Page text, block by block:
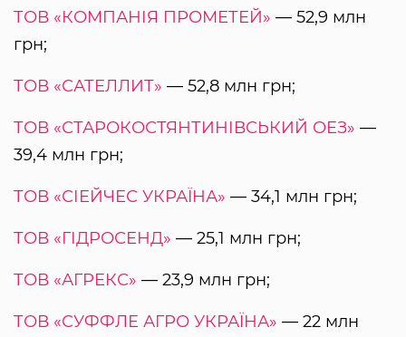
ТОВ «КОМПАНІЯ ПРОМЕТЕЙ» — 52,9 млн
грн;
ТОВ «САТЕЛЛИТ» — 52,8 млн грн;
ТОВ «СТАРОКОСТЯНТИНІВСЬКИЙ ОЕЗ» —
39,4 млн грн;
ТОВ «СІЕЙЧЕС УКРАЇНА» — 34,1 млн грн;
ТОВ «ГІДРОСЕНД» — 25,1 млн грн;
ТОВ «АГРЕКС» — 23,9 млн грн;
ТОВ «СУФФЛЕ АГРО УКРАЇНА» — 22 млн